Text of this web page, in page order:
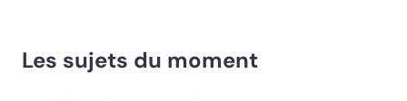
Les sujets du moment